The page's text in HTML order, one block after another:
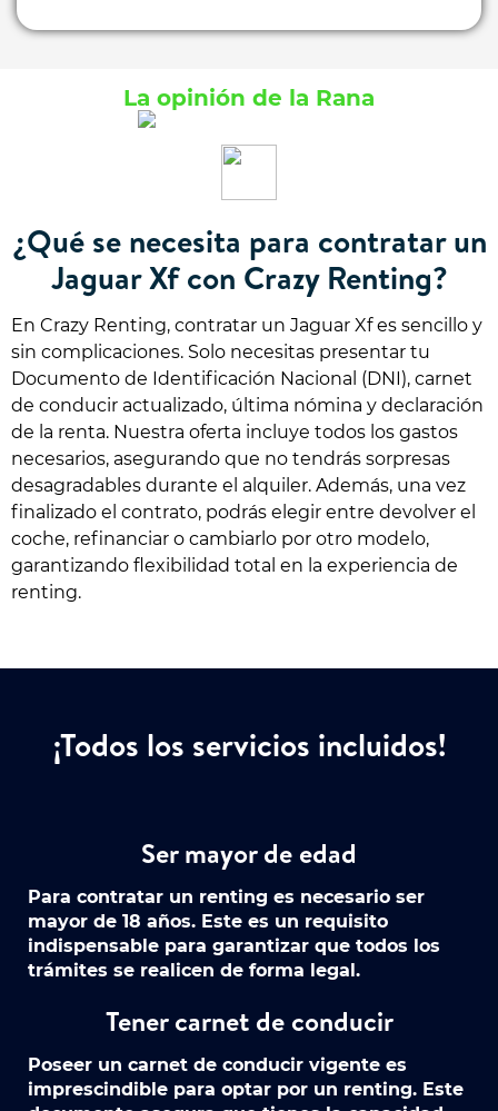
La opinión de la Rana
¿Qué se necesita para contratar un
Jaguar Xf con Crazy Renting?
En Crazy Renting, contratar un Jaguar Xf es sencillo y
sin complicaciones. Solo necesitas presentar tu
Documento de Identificación Nacional (DNI), carnet
de conducir actualizado, última nómina y declaración
de la renta. Nuestra oferta incluye todos los gastos
necesarios, asegurando que no tendrás sorpresas
desagradables durante el alquiler. Además, una vez
finalizado el contrato, podrás elegir entre devolver el
coche, refinanciar o cambiarlo por otro modelo,
garantizando flexibilidad total en la experiencia de
renting.
¡Todos los servicios incluidos!
Ser mayor de edad
Para contratar un renting es necesario ser
mayor de 18 años. Este es un requisito
indispensable para garantizar que todos los
trámites se realicen de forma legal.
Tener carnet de conducir
Poseer un carnet de conducir vigente es
imprescindible para optar por un renting. Este